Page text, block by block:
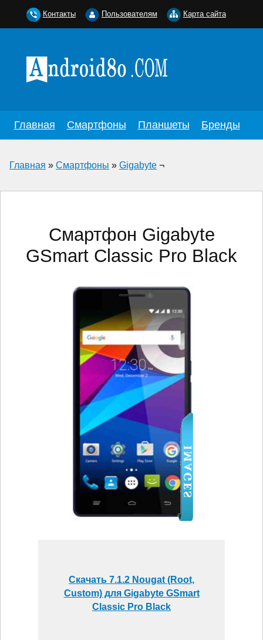
Главная Смартфоны Планшеты Бренды
Главная » Смартфоны » Gigabyte ¬
Смартфон Gigabyte
GSmart Classic Pro Black
Скачать 7.1.2 Nougat (Root,
Custom) для Gigabyte GSmart
Classic Pro Black
Контакты Пользователям Карта сайта